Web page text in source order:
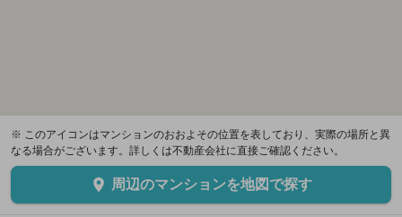
※ このアイコンはマンションのおおよその位置を表しており、実際の場所と異
なる場合がございます。詳しくは不動産会社に直接ご確認ください。
周辺のマンションを地図で探す